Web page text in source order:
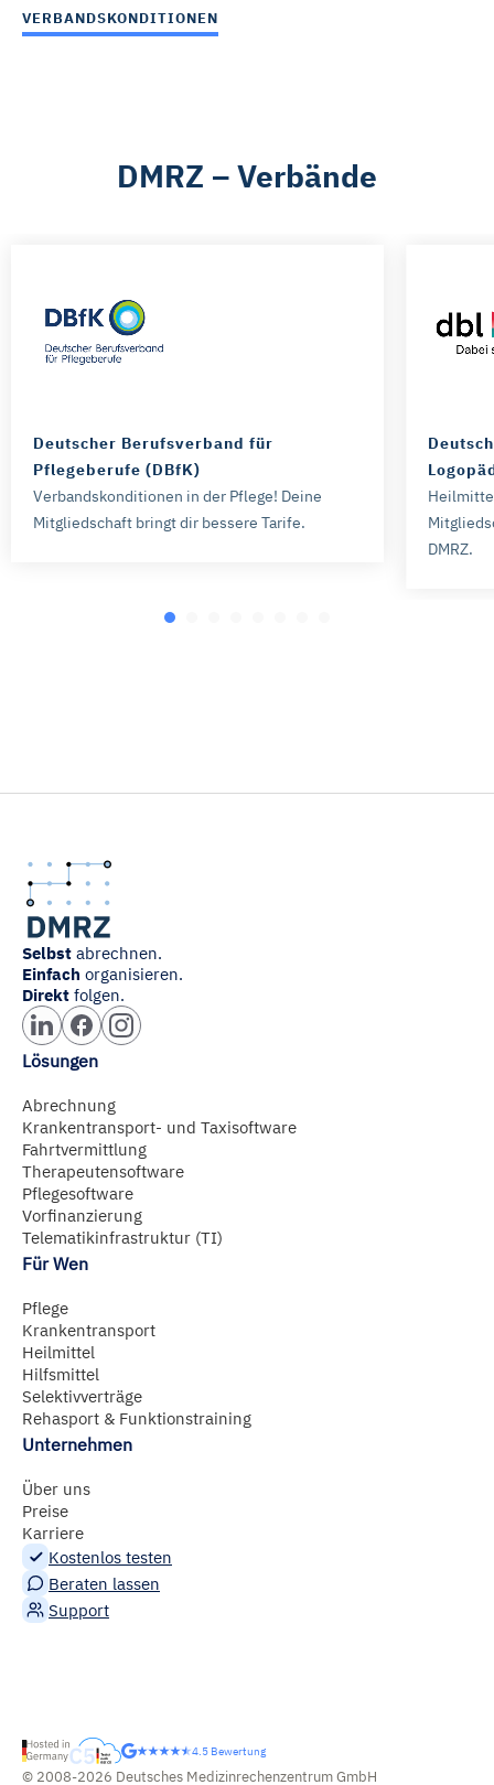
VERBANDSKONDITIONEN
DMRZ – Verbände
Deutscher Berufsverband für
Pflegeberufe (DBfK)
Verbandskonditionen in der Pflege! Deine
Mitgliedschaft bringt dir bessere Tarife.
DMRZ.
Selbst abrechnen.
Einfach organisieren.
Direkt folgen.
Lösungen
Abrechnung
Krankentransport- und Taxisoftware
Fahrtvermittlung
Therapeutensoftware
Pflegesoftware
Vorfinanzierung
Telematikinfrastruktur (TI)
Für Wen
Pflege
Krankentransport
Heilmittel
Hilfsmittel
Selektivverträge
Rehasport & Funktionstraining
Unternehmen
Über uns
Preise
Karriere
Kostenlos testen
Beraten lassen
Support
4.5 Bewertung
© 2008-2026 Deutsches Medizinrechenzentrum GmbH